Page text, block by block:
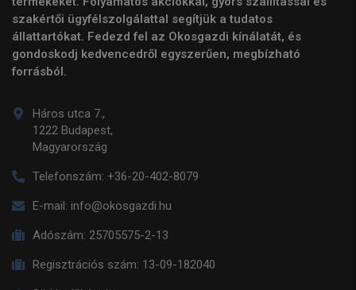
szakértői ügyfélszolgálattal segítjük a tudatos
állattartókat. Fedezd fel az Okosgazdi kínálatát, és
gondoskodj kedvencedről egyszerűen, megbízható
forrásból.
Háros utca 7.,
1222 Budapest,
Magyarország
Telefonszám: +36-20-402-8079
E-mail: info@okosgazdi.hu
Adószám: 25705575-2-13
Regisztrációs szám: 13-09-182040